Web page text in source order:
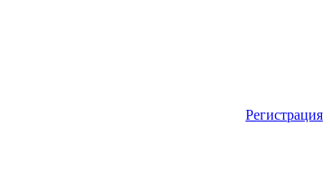
Регистрация